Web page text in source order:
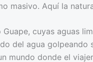
masivo. Aquí la
cuyas aguas
del agua
mundo donde el